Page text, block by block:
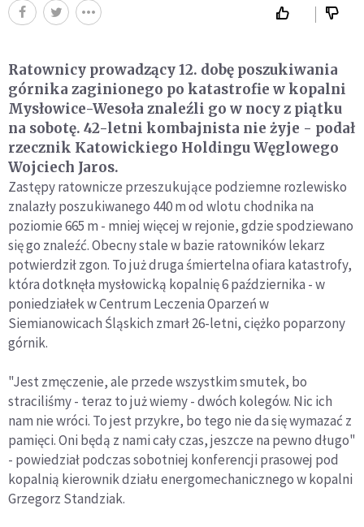
Ratownicy prowadzący 12. dobę poszukiwania
górnika zaginionego po katastrofie w kopalni
Mysłowice-Wesoła znaleźli go w nocy z piątku
na sobotę. 42-letni kombajnista nie żyje - podał
rzecznik Katowickiego Holdingu Węglowego
Wojciech Jaros.
Zastępy ratownicze przeszukujące podziemne rozlewisko
znalazły poszukiwanego 440 m od wlotu chodnika na
poziomie 665 m - mniej więcej w rejonie, gdzie spodziewano
się go znaleźć. Obecny stale w bazie ratowników lekarz
potwierdził zgon. To już druga śmiertelna ofiara katastrofy,
która dotknęła mysłowicką kopalnię 6 października - w
poniedziałek w Centrum Leczenia Oparzeń w
Siemianowicach Śląskich zmarł 26-letni, ciężko poparzony
górnik.
"Jest zmęczenie, ale przede wszystkim smutek, bo
straciliśmy - teraz to już wiemy - dwóch kolegów. Nic ich
nam nie wróci. To jest przykre, bo tego nie da się wymazać z
pamięci. Oni będą z nami cały czas, jeszcze na pewno długo"
- powiedział podczas sobotniej konferencji prasowej pod
kopalnią kierownik działu energomechanicznego w kopalni
Grzegorz Standziak.